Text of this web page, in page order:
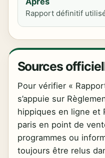
Rapport définitif
Sources
Pour vérifier «
s’appuie sur
hippiques en ligne et
paris en point de
programmes ou
toujours être relus